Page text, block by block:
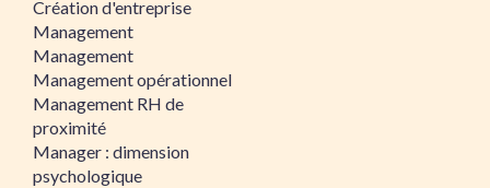
Création d'entreprise
Management
Management
Management opérationnel
Management RH de
proximité
Manager : dimension
psychologique